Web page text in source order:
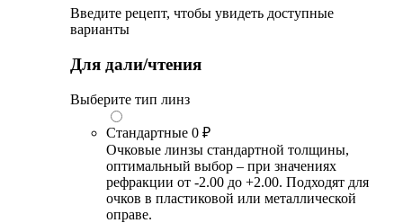
Введите рецепт, чтобы увидеть доступные
варианты
Для дали/чтения
Выберите тип линз
Стандартные 0 ₽
Очковые линзы стандартной толщины,
оптимальный выбор – при значениях
рефракции от -2.00 до +2.00. Подходят для
очков в пластиковой или металлической
оправе.